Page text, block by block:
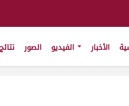
الأخبار الصور